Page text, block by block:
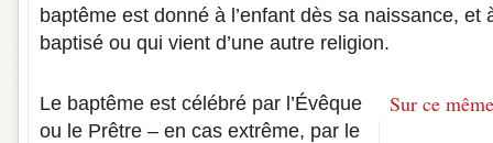
baptême est donné à l’enfant dès sa naissance, et
baptisé ou qui vient d’une autre religion.
Sur ce
Le baptême est célébré par l’Évêque
ou le Prêtre – en cas extrême, par le